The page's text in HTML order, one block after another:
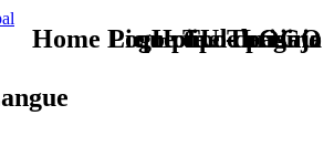
TU - LOGO
que tipo de viaje
Home Logo pie de página
Pie Home Turismo